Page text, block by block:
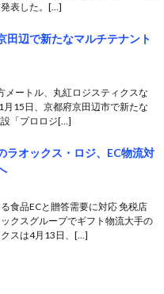
表した。[…]
田辺で新たなマルチテナント
メートル、丸紅ロジスティクスな
15日、京都府京田辺市で新たな
「プロロジ[…]
ラオックス・ロジ、EC物流対
食品ECと贈答需要に対応 免税店
クスグループでギフト物流大手の
スは4月13日、[…]